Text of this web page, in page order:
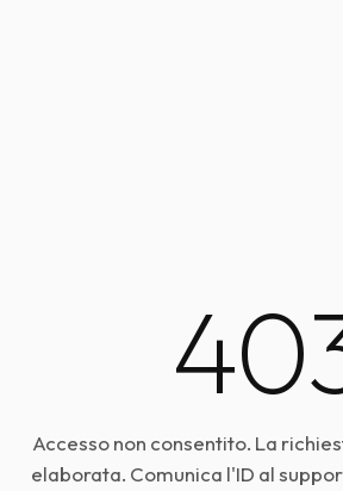
Accesso non consentito. La
elaborata. Comunica l'ID al